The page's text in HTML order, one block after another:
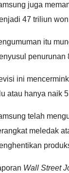
juga
47 triliun
itu
penurunan
ini
atau hanya naik
telah
meledak
Wall Street